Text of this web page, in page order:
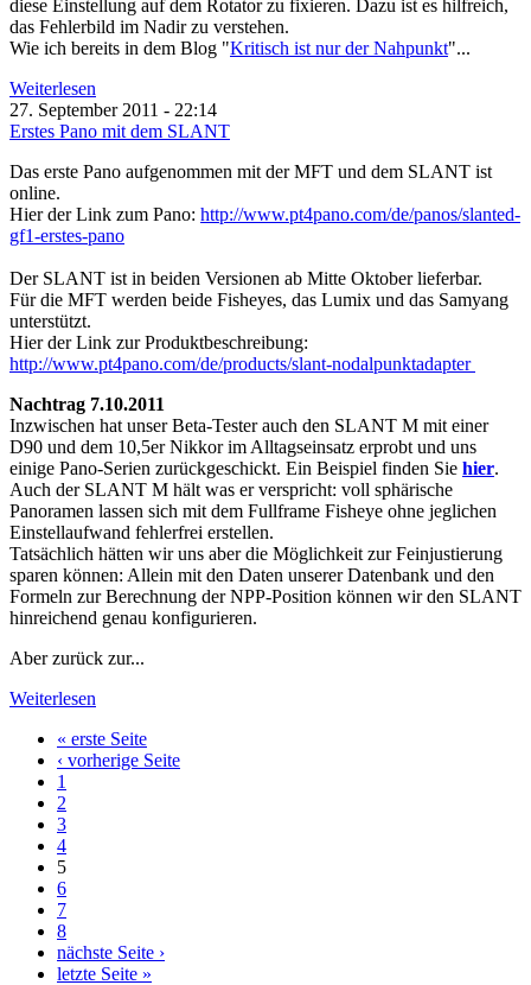
diese Einstellung auf dem Rotator zu fixieren. Dazu ist es hilfreich,
das Fehlerbild im Nadir zu verstehen.
Wie ich bereits in dem Blog "Kritisch ist nur der Nahpunkt"...
Weiterlesen
27. September 2011 - 22:14
Erstes Pano mit dem SLANT
Das erste Pano aufgenommen mit der MFT und dem SLANT ist
online.
Hier der Link zum Pano: http://www.pt4pano.com/de/panos/slanted-
gf1-erstes-pano
Der SLANT ist in beiden Versionen ab Mitte Oktober lieferbar.
Für die MFT werden beide Fisheyes, das Lumix und das Samyang
unterstützt.
Hier der Link zur Produktbeschreibung:
http://www.pt4pano.com/de/products/slant-nodalpunktadapter
Nachtrag 7.10.2011
Inzwischen hat unser Beta-Tester auch den SLANT M mit einer
D90 und dem 10,5er Nikkor im Alltagseinsatz erprobt und uns
einige Pano-Serien zurückgeschickt. Ein Beispiel finden Sie hier.
Auch der SLANT M hält was er verspricht: voll sphärische
Panoramen lassen sich mit dem Fullframe Fisheye ohne jeglichen
Einstellaufwand fehlerfrei erstellen.
Tatsächlich hätten wir uns aber die Möglichkeit zur Feinjustierung
sparen können: Allein mit den Daten unserer Datenbank und den
Formeln zur Berechnung der NPP-Position können wir den SLANT
hinreichend genau konfigurieren.
Aber zurück zur...
Weiterlesen
Seiten« erste Seite
‹ vorherige Seite
1
2
3
4
5
6
7
8
nächste Seite ›
letzte Seite »